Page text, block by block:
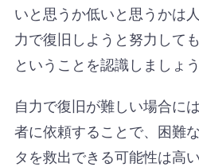
いと思うか低いと思うかは
力で復旧しようと努力して
ということを認識しましょう
自力で復旧が難しい場合に
者に依頼することで、困難
タを救出できる可能性は高